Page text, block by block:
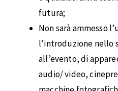
futura;
Non sarà ammesso
l’introduzione nello
all’evento, di
audio/ video,